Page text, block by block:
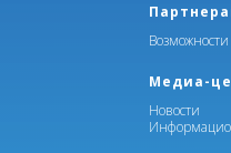
Медиа-
Новости